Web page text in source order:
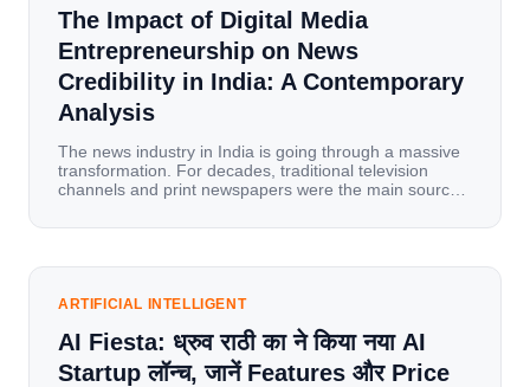
The Impact of Digital Media
Entrepreneurship on News
Credibility in India: A Contemporary
Analysis
The news industry in India is going through a massive
transformation. For decades, traditional television
channels and print newspapers were the main sources
mobile data, affordable smartphones, and high-speed
has become a mobile-first market where consumers
ARTIFICIAL INTELLIGENT
AI Fiesta: ध्रुव राठी का ने किया नया AI
Startup लॉन्च, जानें Features और Price